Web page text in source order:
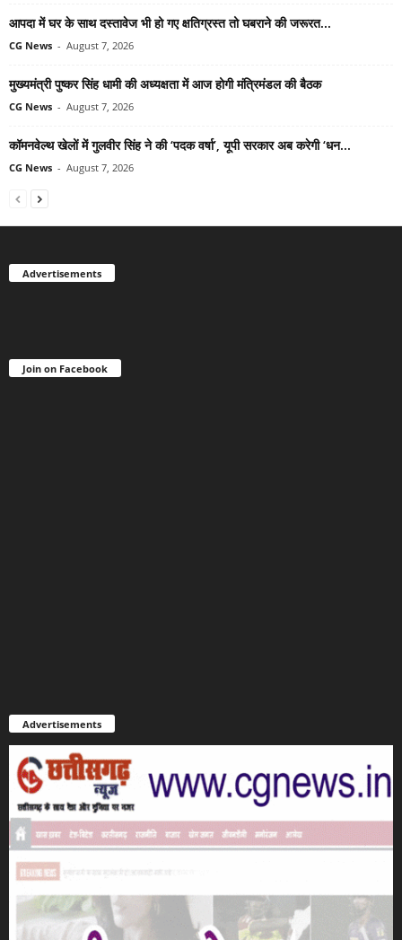
आपदा में घर के साथ दस्तावेज भी हो गए क्षतिग्रस्त तो घबराने की जरूरत...
CG News - August 7, 2026
मुख्यमंत्री पुष्कर सिंह धामी की अध्यक्षता में आज होगी मंत्रिमंडल की बैठक
CG News - August 7, 2026
कॉमनवेल्थ खेलों में गुलवीर सिंह ने की ‘पदक वर्षा’, यूपी सरकार अब करेगी ‘धन...
CG News - August 7, 2026
Advertisements
Join on Facebook
Advertisements